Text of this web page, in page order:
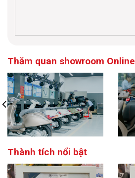
Thăm quan showroom Online
Thành tích nổi bật